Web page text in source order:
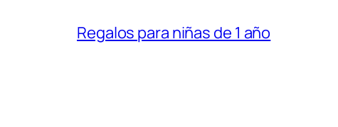
Regalos para niñas de 1 año